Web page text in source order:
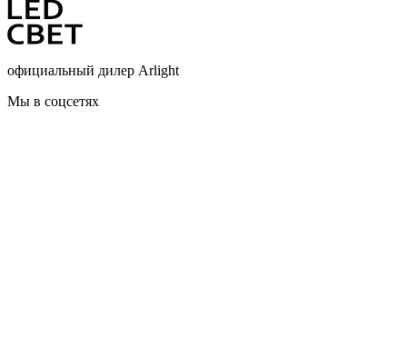
официальный дилер Arlight
Мы в соцсетях